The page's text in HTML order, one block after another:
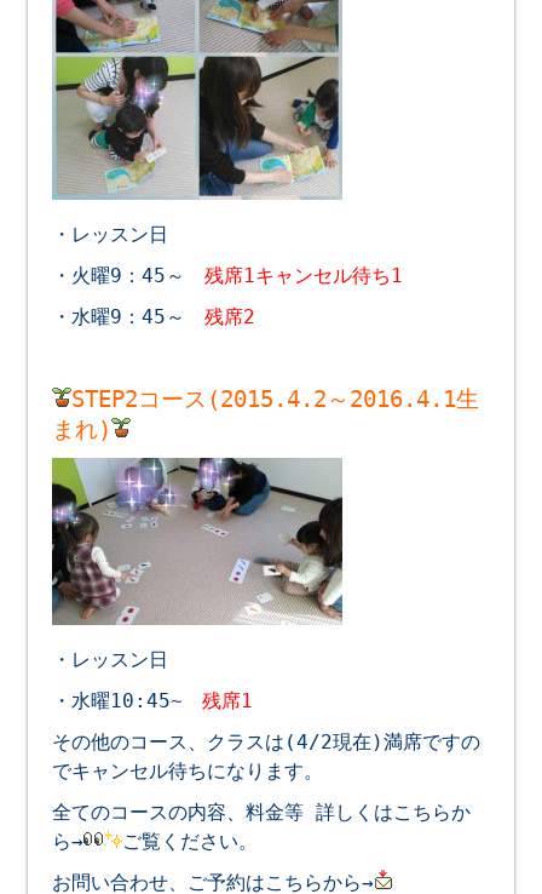
・レッスン日
・火曜9：45～残席1キャンセル待ち1
・水曜9：45～残席2
STEP2コース(2015.4.2～2016.4.1生
まれ)
・レッスン日
・水曜10:45~残席1
その他のコース、クラスは(4/2現在)満席ですの
でキャンセル待ちになります。
全てのコースの内容、料金等 詳しくはこちらか
ら→
ご覧ください。
お問い合わせ、ご予約はこちらから→